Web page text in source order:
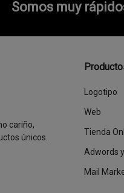
Somos muy
cariño,
únicos.
Logotipo
Web
Tienda
Adwords
Mail